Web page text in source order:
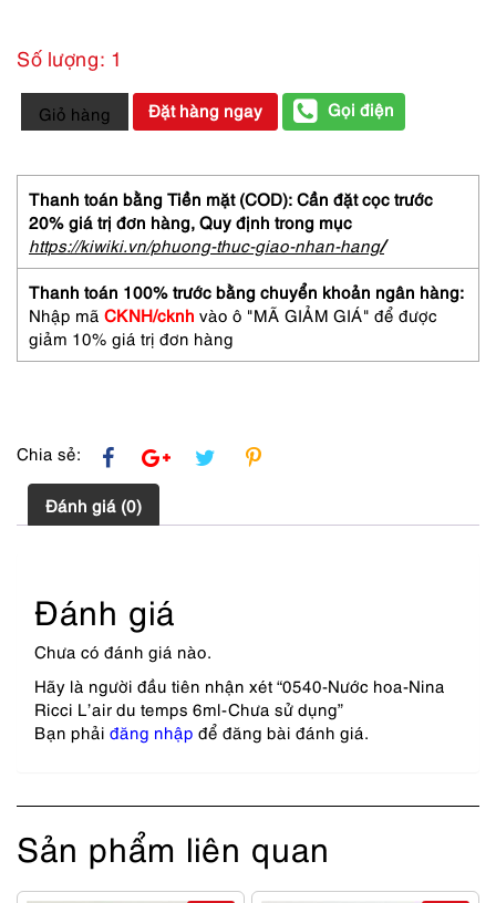
Số lượng: 1
0540-
Nước
Nina
Ricci
L'air
du
temps
6ml-
Chưa
sử
dụng
Giỏ hàng Đặt hàng ngay Gọi điện
Thanh toán bằng Tiền mặt (COD): Cần đặt cọc trước
20% giá trị đơn hàng, Quy định trong mục
https://kiwiki.vn/phuong-thuc-giao-nhan-hang/
Thanh toán 100% trước bằng chuyển khoản ngân hàng:
Nhập mã CKNH/cknh vào ô "MÃ GIẢM GIÁ" để được
giảm 10% giá trị đơn hàng
Chia sẻ:
Đánh giá (0)
Đánh giá
Chưa có đánh giá nào.
Hãy là người đầu tiên nhận xét “0540-Nước hoa-Nina
Ricci L’air du temps 6ml-Chưa sử dụng”
Bạn phải đăng nhập để đăng bài đánh giá.
Sản phẩm liên quan